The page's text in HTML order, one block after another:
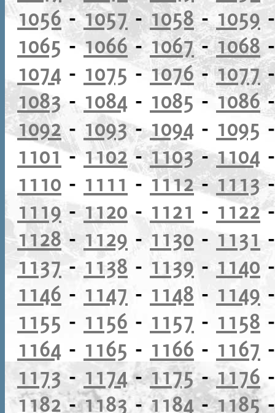
1056-1057-1058- 1059
1065 -1066- 1067-1068
1074 - 1075 -1076-1077
1083- 1084 - 1085 - 1086
1092- 1093-1094 - 1095
1101- 1102-1103-1104
1110 - 1111 - 1112-1113
1119-1120 - 1121 - 1122
1128- 1129 - 1130 - 1131
1137 - 1138 - 1139 - 1140
1146 - 1147 - 1148 - 1149
1155 - 1156 - 1157 - 1158
1164 - 1165 - 1166 - 1167
1173- 1174-1175-1176
1182-1183-1184-1185